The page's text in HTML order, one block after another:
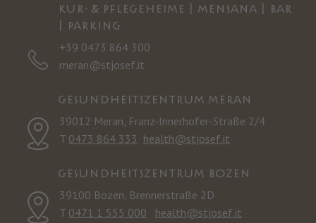
KUR- & PFLEGEHEIME | MENSANA | BAR
| PARKING
+39 0473 864 300
meran@stjosef.it
GESUNDHEITSZENTRUM MERAN
39012 Meran, Franz-Innerhofer-Straße 2/4
T 0473 864 333 health@stjosef.it
GESUNDHEITSZENTRUM BOZEN
39100 Bozen, Brennerstraße 2D
T 0471 1 555 000 health@stjosef.it